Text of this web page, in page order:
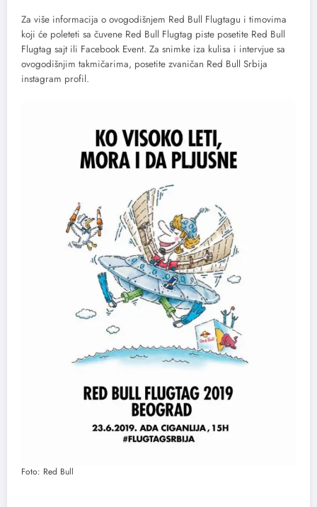
Za više informacija o ovogodišnjem Red Bull Flugtagu i timovima
koji će poleteti sa čuvene Red Bull Flugtag piste posetite Red Bull
Flugtag sajt ili Facebook Event. Za snimke iza kulisa i intervjue sa
ovogodišnjim takmičarima, posetite zvaničan Red Bull Srbija
instagram profil.
Foto: Red Bull